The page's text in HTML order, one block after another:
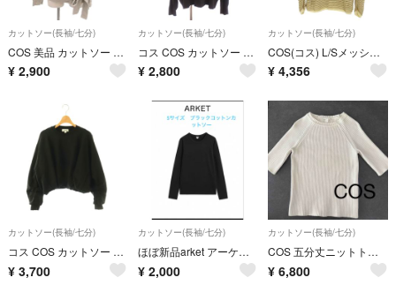
カットソー(長袖/七分)
COS 美品 カットソー スウェット EUR XS グレー Vネック 長袖
¥ 2,900
カットソー(長袖/七分)
コス COS カットソー M 紺 黒 長袖 ボートネック 無地 /JP
¥ 2,800
カットソー(長袖/七分)
COS(コス) L/Sメッシュ Tシャツ レディース トップス
¥ 4,356
カットソー(長袖/七分)
コス COS カットソー プルオーバー XS 黒 /SY ■OS
¥ 3,700
カットソー(長袖/七分)
ほぼ新品arket アーケット長袖カットソー 綿100% ブラック
¥ 2,000
カットソー(長袖/七分)
COS 五分丈ニットトップス
¥ 6,800